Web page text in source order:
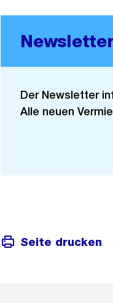
Der Newsletter
Alle neuen
Seite drucken